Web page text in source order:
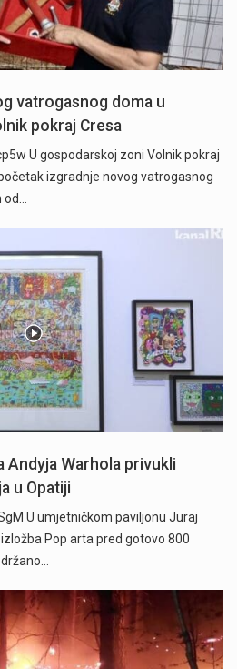
vatrogasnog doma u
pokraj Cresa
U gospodarskoj zoni Volnik pokraj
izgradnje novog vatrogasnog
Andyja Warhola privukli
u Opatiji
U umjetničkom paviljonu Juraj
Pop arta pred gotovo 800